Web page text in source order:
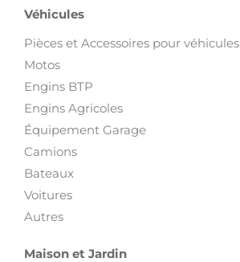
Véhicules
Pièces et Accessoires pour véhicules
Motos
Engins BTP
Engins Agricoles
Équipement Garage
Camions
Bateaux
Voitures
Autres
Maison et Jardin